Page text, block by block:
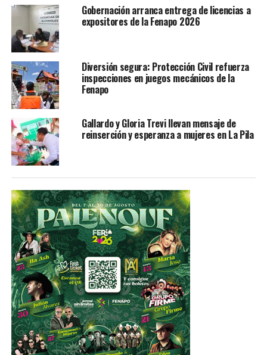
Gobernación arranca entrega de licencias a
expositores de la Fenapo 2026
Diversión segura: Protección Civil refuerza
inspecciones en juegos mecánicos de la
Fenapo
Gallardo y Gloria Trevi llevan mensaje de
reinserción y esperanza a mujeres en La Pila